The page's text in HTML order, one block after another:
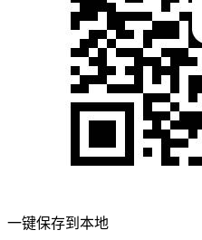
一键保存到本地